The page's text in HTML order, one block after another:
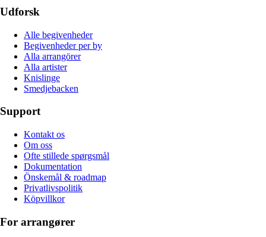
Udforsk
Alle begivenheder
Begivenheder per by
Alla arrangörer
Alla artister
Knislinge
Smedjebacken
Support
Kontakt os
Om oss
Ofte stillede spørgsmål
Dokumentation
Önskemål & roadmap
Privatlivspolitik
Köpvillkor
For arrangører